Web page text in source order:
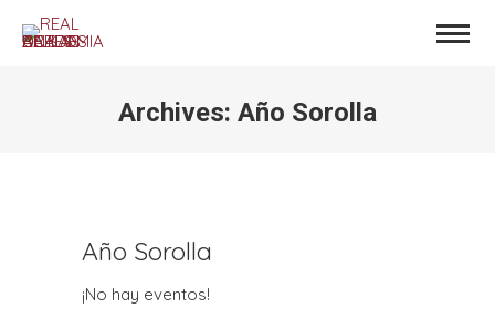
Archives: Año Sorolla
Año Sorolla
¡No hay eventos!